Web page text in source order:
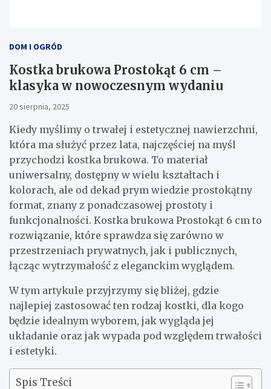
DOM I OGRÓD
Kostka brukowa Prostokąt 6 cm –
klasyka w nowoczesnym wydaniu
20 sierpnia, 2025
Kiedy myślimy o trwałej i estetycznej nawierzchni,
która ma służyć przez lata, najczęściej na myśl
przychodzi kostka brukowa. To materiał
uniwersalny, dostępny w wielu kształtach i
kolorach, ale od dekad prym wiedzie prostokątny
format, znany z ponadczasowej prostoty i
funkcjonalności. Kostka brukowa Prostokąt 6 cm to
rozwiązanie, które sprawdza się zarówno w
przestrzeniach prywatnych, jak i publicznych,
łącząc wytrzymałość z eleganckim wyglądem.
W tym artykule przyjrzymy się bliżej, gdzie
najlepiej zastosować ten rodzaj kostki, dla kogo
będzie idealnym wyborem, jak wygląda jej
układanie oraz jak wypada pod względem trwałości
i estetyki.
Spis Treści